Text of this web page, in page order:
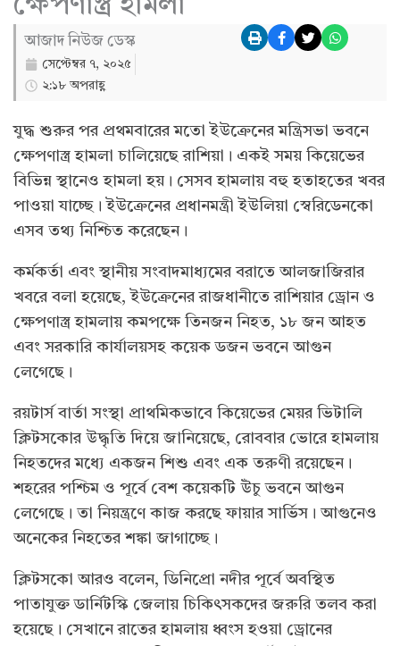
ক্ষেপণাস্ত্র হামলা
আজাদ নিউজ ডেস্ক
সেপ্টেম্বর ৭, ২০২৫
২:১৮ অপরাহ্ণ
যুদ্ধ শুরুর পর প্রথমবারের মতো ইউক্রেনের মন্ত্রিসভা ভবনে
ক্ষেপণাস্ত্র হামলা চালিয়েছে রাশিয়া। একই সময় কিয়েভের
বিভিন্ন স্থানেও হামলা হয়। সেসব হামলায় বহু হতাহতের খবর
পাওয়া যাচ্ছে। ইউক্রেনের প্রধানমন্ত্রী ইউলিয়া স্বেরিডেনকো
এসব তথ্য নিশ্চিত করেছেন।
কর্মকর্তা এবং স্থানীয় সংবাদমাধ্যমের বরাতে আলজাজিরার
খবরে বলা হয়েছে, ইউক্রেনের রাজধানীতে রাশিয়ার ড্রোন ও
ক্ষেপণাস্ত্র হামলায় কমপক্ষে তিনজন নিহত, ১৮ জন আহত
এবং সরকারি কার্যালয়সহ কয়েক ডজন ভবনে আগুন
লেগেছে।
রয়টার্স বার্তা সংস্থা প্রাথমিকভাবে কিয়েভের মেয়র ভিটালি
ক্লিটসকোর উদ্ধৃতি দিয়ে জানিয়েছে, রোববার ভোরে হামলায়
নিহতদের মধ্যে একজন শিশু এবং এক তরুণী রয়েছেন।
শহরের পশ্চিম ও পূর্বে বেশ কয়েকটি উঁচু ভবনে আগুন
লেগেছে। তা নিয়ন্ত্রণে কাজ করছে ফায়ার সার্ভিস। আগুনেও
অনেকের নিহতের শঙ্কা জাগাচ্ছে।
ক্লিটসকো আরও বলেন, ডিনিপ্রো নদীর পূর্বে অবস্থিত
পাতাযুক্ত ডার্নিটস্কি জেলায় চিকিৎসকদের জরুরি তলব করা
হয়েছে। সেখানে রাতের হামলায় ধ্বংস হওয়া ড্রোনের